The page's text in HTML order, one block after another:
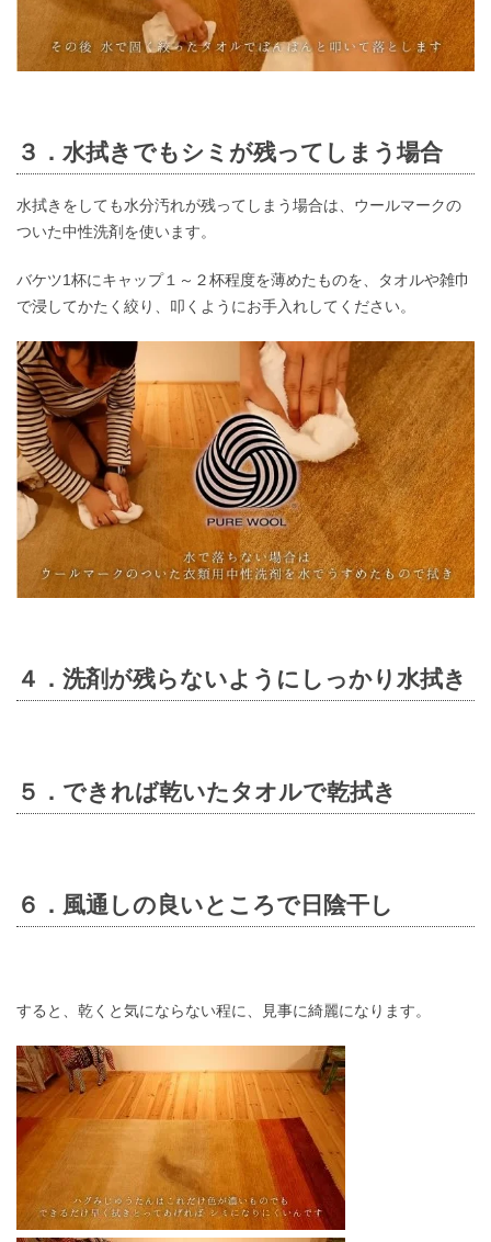
３．水拭きでもシミが残ってしまう場合
水拭きをしても水分汚れが残ってしまう場合は、ウールマークの
ついた中性洗剤を使います。
バケツ1杯にキャップ１～２杯程度を薄めたものを、タオルや雑巾
で浸してかたく絞り、叩くようにお手入れしてください。
４．洗剤が残らないようにしっかり水拭き
５．できれば乾いたタオルで乾拭き
６．風通しの良いところで日陰干し
すると、乾くと気にならない程に、見事に綺麗になります。